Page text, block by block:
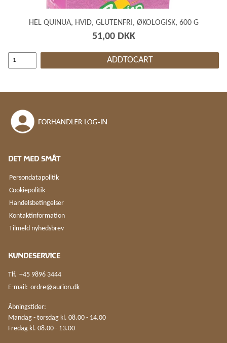
HEL QUINUA, HVID, GLUTENFRI, ØKOLOGISK, 600 G
51,00 DKK
ADDTOCART
DET MED SMÅT
Persondatapolitik
Cookiepolitik
Handelsbetingelser
Kontaktinformation
Tilmeld nyhedsbrev
KUNDESERVICE
Tlf. +45 9896 3444
E-mail: ordre@aurion.dk
Åbningstider:
Mandag - torsdag kl. 08.00 - 14.00
Fredag kl. 08.00 - 13.00